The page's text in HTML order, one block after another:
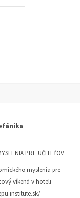
PRE UČITEĽOV
myslenia pre
víkend v hoteli